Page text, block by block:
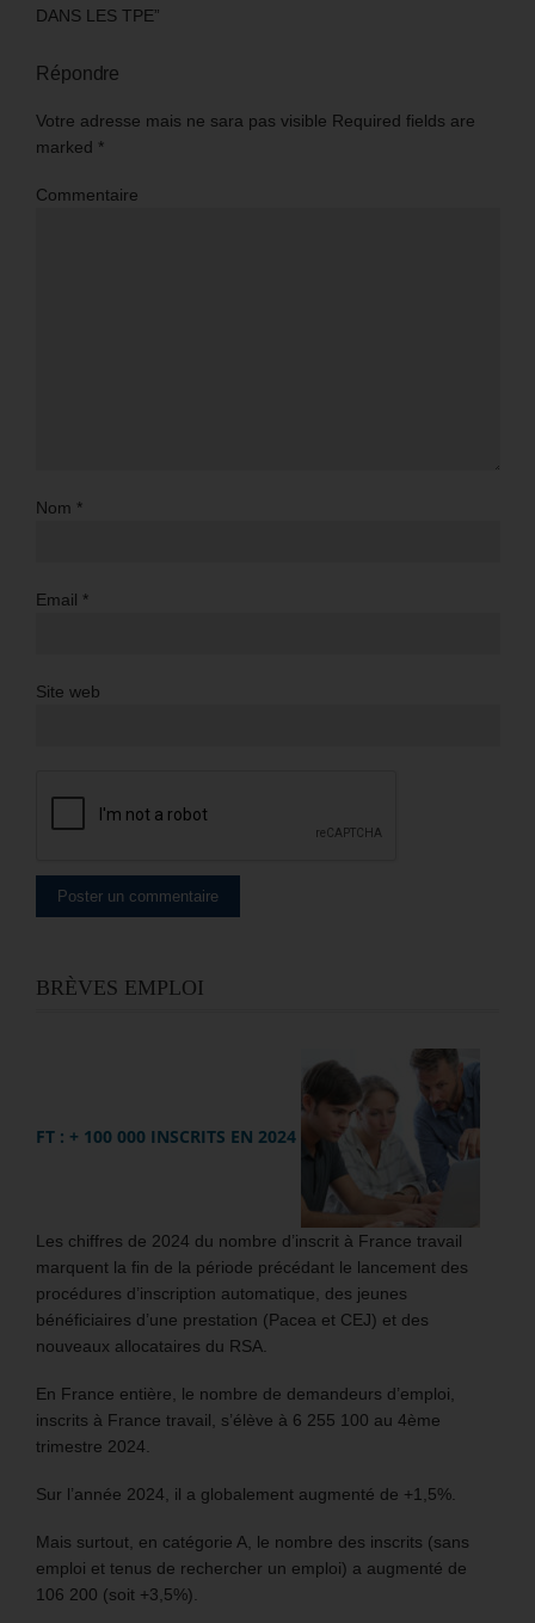
DANS LES TPE”
Répondre
Votre adresse mais ne sara pas visible Required fields are
marked *
Commentaire
Nom *
Email *
Site web
BRÈVES EMPLOI
FT : + 100 000 INSCRITS EN 2024
Les chiffres de 2024 du nombre d’inscrit à France travail
marquent la fin de la période précédant le lancement des
procédures d’inscription automatique, des jeunes
bénéficiaires d’une prestation (Pacea et CEJ) et des
nouveaux allocataires du RSA.
En France entière, le nombre de demandeurs d’emploi,
inscrits à France travail, s’élève à 6 255 100 au 4ème
trimestre 2024.
Sur l’année 2024, il a globalement augmenté de +1,5%.
Mais surtout, en catégorie A, le nombre des inscrits (sans
emploi et tenus de rechercher un emploi) a augmenté de
106 200 (soit +3,5%).